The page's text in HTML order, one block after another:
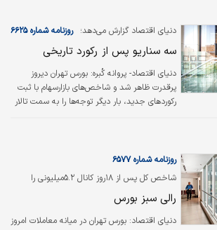
دنیای اقتصاد گزارش می‌دهد؛ روزنامه شماره ۶۶۲۵
سه سناریو پس از رکورد تاریخی
دنیای اقتصاد- پروانه کُبره: بورس تهران دیروز
پرقدرت‌ ظاهر شد و شاخص‌های بازارسهام با ثبت
رکوردهای جدید، بار دیگر توجه‌ها را به سمت تالار
گفت، اصلاح بازار به پایان رسیده و بورس وارد فاز
جدیدی از رشد شده است؟
شاخص کل پس از ۱۸روز کانال ۵.۲میلیونی را
ملاقات کرد؛
روزنامه شماره ۶۵۷۷
​رالی سبز بورس
دنیای اقتصاد: بورس تهران در میانه معاملات امروز